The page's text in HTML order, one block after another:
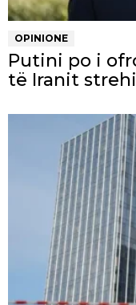
OPINIONE
Putini po i
të Iranit